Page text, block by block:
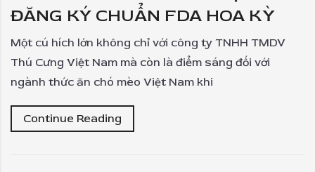
ĐĂNG KÝ CHUẨN FDA HOA KỲ
Một cú hích lớn không chỉ với công ty TNHH TMDV
Thú Cưng Việt Nam mà còn là điểm sáng đối với
ngành thức ăn chó mèo Việt Nam khi
Continue Reading